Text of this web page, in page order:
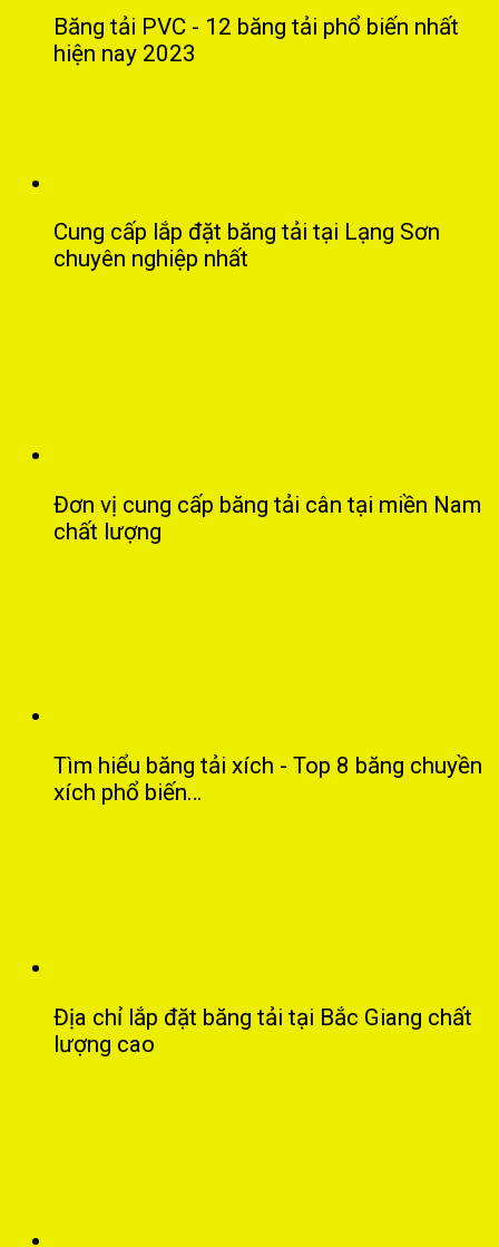
Băng tải PVC - 12 băng tải phổ biến nhất
hiện nay 2023
Cung cấp lắp đặt băng tải tại Lạng Sơn
chuyên nghiệp nhất
Đơn vị cung cấp băng tải cân tại miền Nam
chất lượng
Tìm hiểu băng tải xích - Top 8 băng chuyền
xích phổ biến…
Địa chỉ lắp đặt băng tải tại Bắc Giang chất
lượng cao